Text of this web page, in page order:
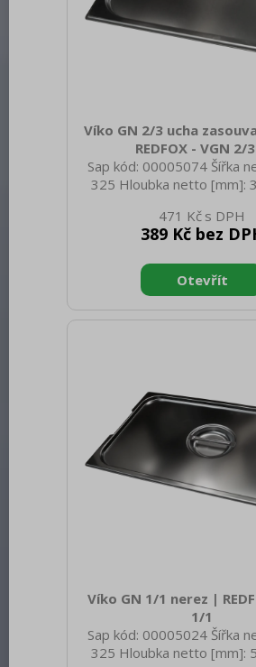
Víko GN 2/3 ucha
REDFOX - VGN 2/
Sap kód: 00005074 Šířka
325 Hloubka netto [mm]:
0.80 Šířka brutto [mm]:
brutto [mm]: 350 Výška
Materiál: Nerez Těsnění: Ne
Vnější barva zařízení:
GN / EN zařízení [mm]:
471 Kč
389 Kč bez
Víko GN 1/1 nerez |
1/1
Sap kód: 00005024 Šířka
325 Hloubka netto [mm]: